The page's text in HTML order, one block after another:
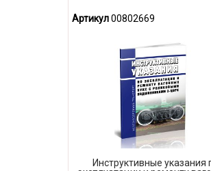
Артикул00802669
Инструктивные указания